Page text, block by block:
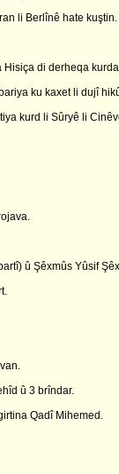
li Berlînê hate kuştin.
di derheqa
ku kaxet li dujî
kurd li Sûryê li
û Şêxmûs Yûsif
û 3 brîndar.
Qadî Mihemed.